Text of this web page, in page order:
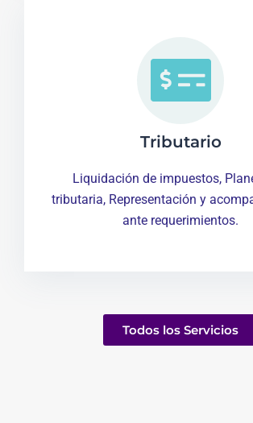
Tributario
Liquidación de impuestos,
tributaria, Representación y
ante requerimientos.
Todos los Servicios